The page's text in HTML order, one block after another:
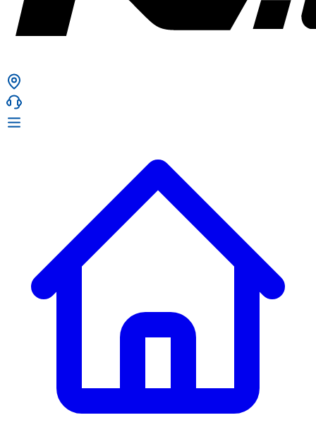
การรับประกันสินค้า
ข่าวสารและโปรโมชั่น
ติดต่อเรา
TH
02 393 3356
ก. เจริญยางยนต์ (บริษัท มิ้งค์ แอนด์ ซีน จำกัด) 2275 ถ.สุขุมวิท
(ระหว่างซอยสุขุมวิท 89/1 - 91) แขวงบางจาก เขตพระโขนง
กรุงเทพมหานคร 10260
ก. เจริญค็อกพิท
อุดมสุข 28 ถนนอุดมสุข แขวงบางนาเหนือ เขตบางนา